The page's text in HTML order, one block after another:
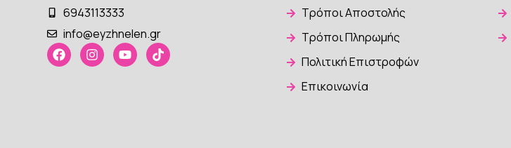
6943113333
info@eyzhnelen.gr
Τρόποι Αποστολής
Τρόποι Πληρωμής
Πολιτική Επιστροφών
Επικοινωνία